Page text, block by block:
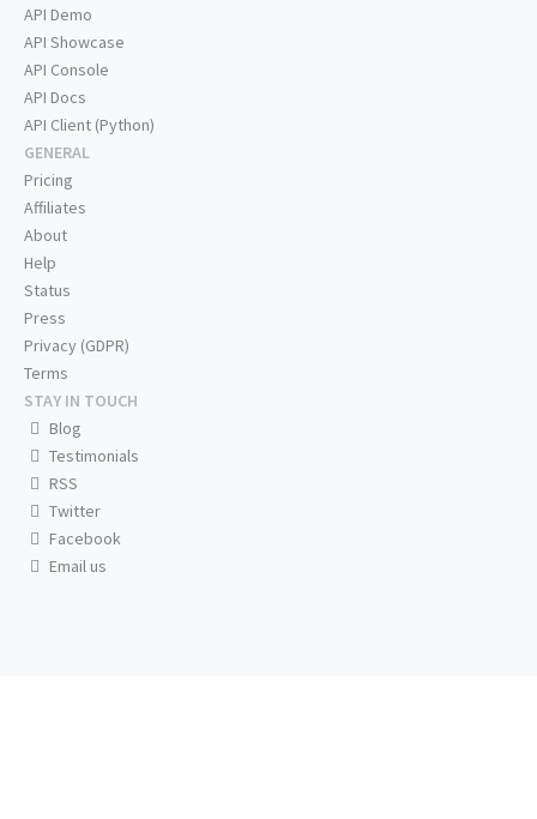
API Demo
API Showcase
API Console
API Docs
API Client (Python)
GENERAL
Pricing
Affiliates
About
Help
Status
Press
Privacy (GDPR)
Terms
STAY IN TOUCH
Blog
Testimonials
RSS
Twitter
Facebook
Email us